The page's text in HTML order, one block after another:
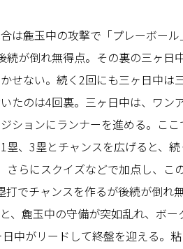
は麁玉中の攻撃で「プレーボー
が倒れ無得点。その裏の三ヶ日
せない。続く2回にも三ヶ日中は
たのは4回裏。三ヶ日中は、ワン
ションにランナーを進める。こ
、3塁とチャンスを広げると、
さらにスクイズなどで加点し、こ
打でチャンスを作るが後続が倒れ
、麁玉中の守備が突如乱れ、ボ
中がリードして終盤を迎える。